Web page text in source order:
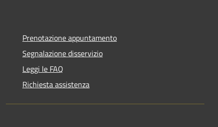
Prenotazione appuntamento
Segnalazione disservizio
Leggi le FAQ
Richiesta assistenza